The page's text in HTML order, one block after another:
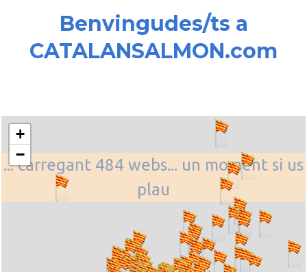
Benvingudes/ts a
CATALANSALMON.com
... carregant 484 webs... un moment si us
plau
+
−